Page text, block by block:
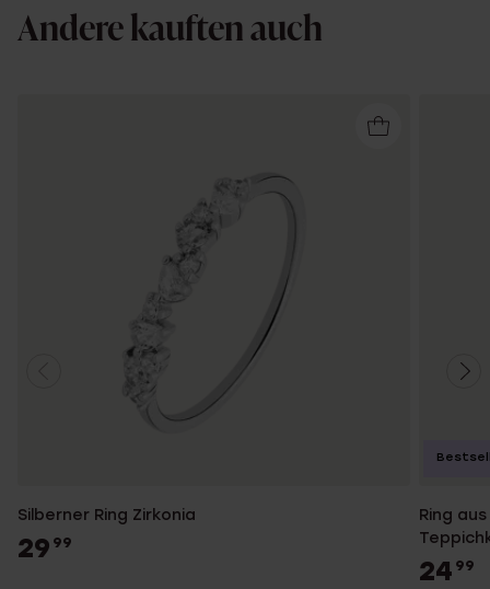
Andere kauften auch
Silberner Ring Zirkonia
29 99
Ring
24 99